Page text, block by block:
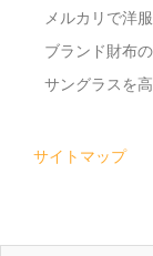
メルカリで洋
ブランド財布
サングラスを
サイトマップ